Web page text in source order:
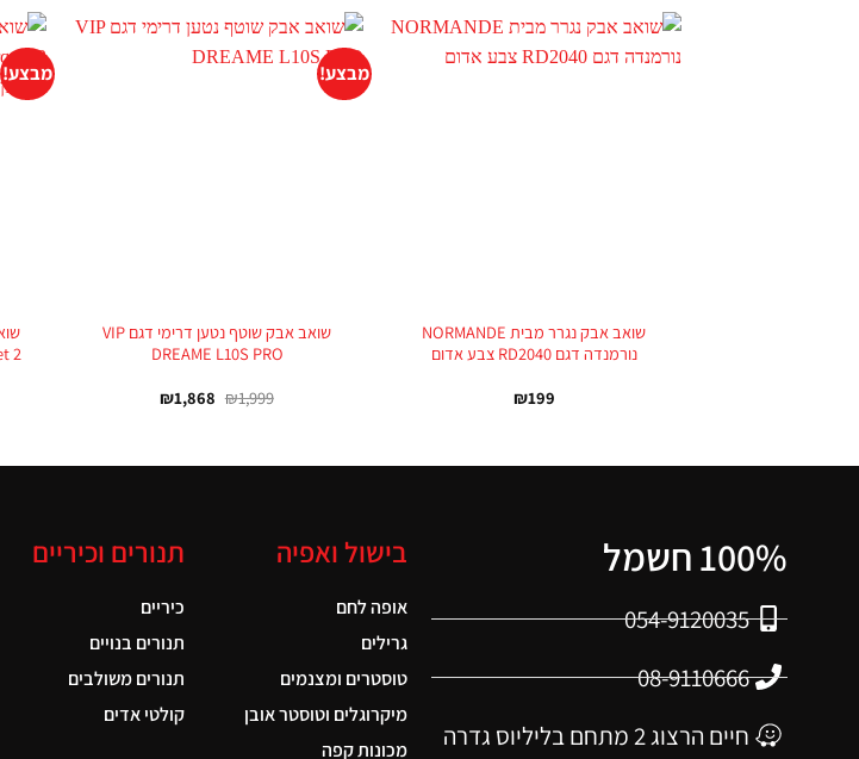
שואב אבק נגרר מבית NORMANDE
נורמנדה דגם RD2040 צבע אדום
₪199
מבצע!
שואב אבק שוטף נטען דרימי דגם VIP
DREAME L10S PRO
₪1,999
₪1,868
מבצע!
100% חשמל
054-9120035
08-9110666
חיים הרצוג 2 מתחם בליליוס גדרה
בישול ואפיה
אופה לחם
גרילים
טוסטרים ומצנמים
מיקרוגלים וטוסטר אובן
מכונות קפה
תנורים וכיריים
כיריים
תנורים בנויים
תנורים משולבים
קולטי אדים